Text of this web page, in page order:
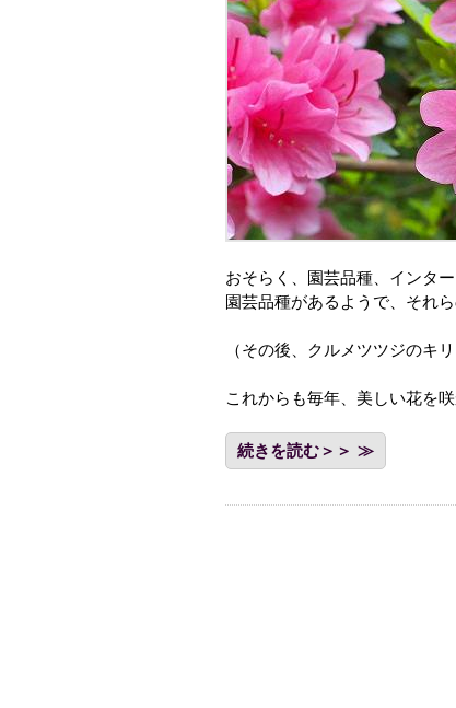
おそらく、園芸品種、インタ
園芸品種があるようで、それ
（その後、クルメツツジのキ
これからも毎年、美しい花を
続きを読む＞＞